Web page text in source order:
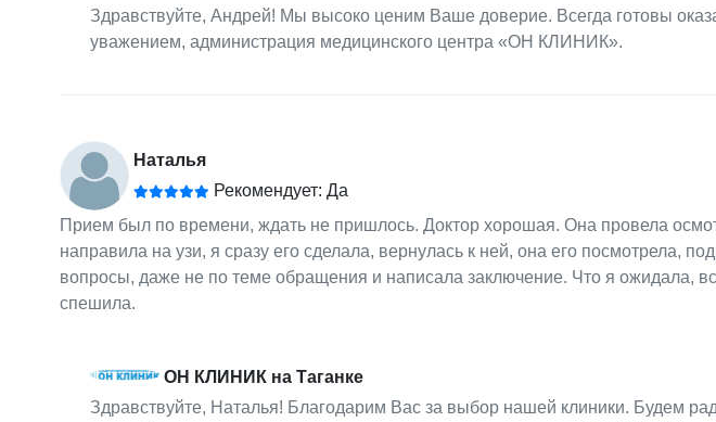
Здравствуйте, Андрей! Мы высоко ценим Ваше доверие. Всегда готовы
уважением, администрация медицинского центра «ОН КЛИНИК».
Наталья
Рекомендует: Да
Прием был по времени, ждать не пришлось. Доктор хорошая. Она провела
направила на узи, я сразу его сделала, вернулась к ней, она его посмотрела,
вопросы, даже не по теме обращения и написала заключение. Что я ожидала,
спешила.
ОН КЛИНИК на Таганке
Здравствуйте, Наталья! Благодарим Вас за выбор нашей клиники. Будем